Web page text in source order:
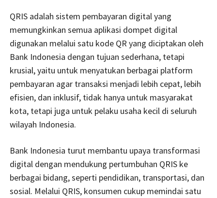
QRIS adalah sistem pembayaran digital yang
memungkinkan semua aplikasi dompet digital
digunakan melalui satu kode QR yang diciptakan oleh
Bank Indonesia dengan tujuan sederhana, tetapi
krusial, yaitu untuk menyatukan berbagai platform
pembayaran agar transaksi menjadi lebih cepat, lebih
efisien, dan inklusif, tidak hanya untuk masyarakat
kota, tetapi juga untuk pelaku usaha kecil di seluruh
wilayah Indonesia.
Bank Indonesia turut membantu upaya transformasi
digital dengan mendukung pertumbuhan QRIS ke
berbagai bidang, seperti pendidikan, transportasi, dan
sosial. Melalui QRIS, konsumen cukup memindai satu